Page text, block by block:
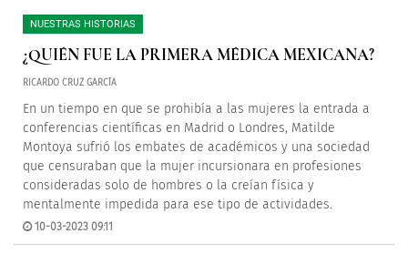
NUESTRAS HISTORIAS
¿QUIÉN FUE LA PRIMERA MÉDICA MEXICANA?
RICARDO CRUZ GARCÍA
En un tiempo en que se prohibía a las mujeres la entrada a
conferencias científicas en Madrid o Londres, Matilde
Montoya sufrió los embates de académicos y una sociedad
que censuraban que la mujer incursionara en profesiones
consideradas solo de hombres o la creían física y
mentalmente impedida para ese tipo de actividades.
10-03-2023 09:11